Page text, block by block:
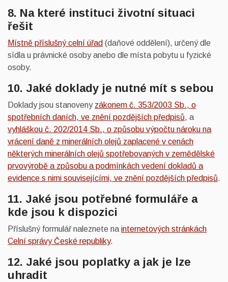
8. Na které instituci životní situaci
řešit
Místně příslušný celní úřad (daňové oddělení), určený dle
sídla u právnické osoby anebo dle místa pobytu u fyzické
osoby.
10. Jaké doklady je nutné mít s sebou
Doklady jsou stanoveny zákonem č. 353/2003 Sb., o
spotřebních daních, ve znění pozdějších předpisů, a
vyhláškou č. 202/2014 Sb., o způsobu výpočtu nároku na
vrácení daně z minerálních olejů zaplacené v cenách
některých minerálních olejů spotřebovaných v zemědělské
prvovýrobě a způsobu a podmínkách vedení dokladů a
evidence s nimi souvisejícími, ve znění pozdějších předpisů.
11. Jaké jsou potřebné formuláře a
kde jsou k dispozici
Příslušný formulář naleznete na internetových stránkách
Celní správy České republiky.
12. Jaké jsou poplatky a jak je lze
uhradit